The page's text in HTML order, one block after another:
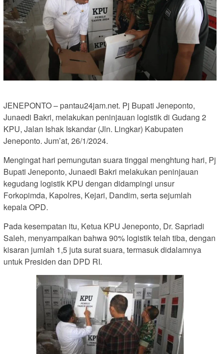
JENEPONTO – pantau24jam.net. Pj Bupati Jeneponto,
Junaedi Bakri, melakukan peninjauan logistik di Gudang 2
KPU, Jalan Ishak Iskandar (Jln. Lingkar) Kabupaten
Jeneponto. Jum’at, 26/1/2024.
Mengingat hari pemungutan suara tinggal menghtung hari, Pj
Bupati Jeneponto, Junaedi Bakri melakukan peninjauan
kegudang logistik KPU dengan didampingi unsur
Forkopimda, Kapolres, Kejari, Dandim, serta sejumlah
kepala OPD.
Pada kesempatan itu, Ketua KPU Jeneponto, Dr. Sapriadi
Saleh, menyampaikan bahwa 90% logistik telah tiba, dengan
kisaran jumlah 1,5 juta surat suara, termasuk didalamnya
untuk Presiden dan DPD RI.